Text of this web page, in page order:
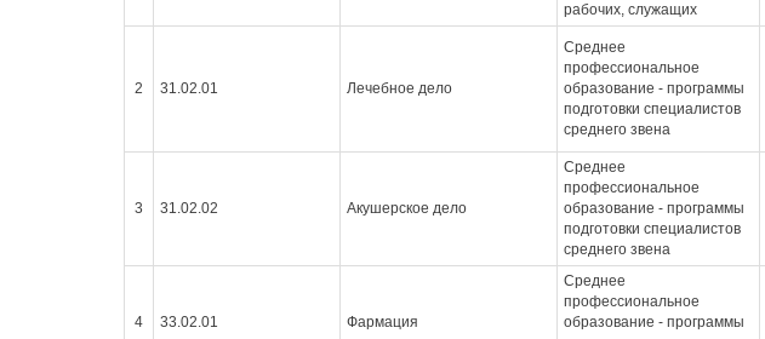
рабочих, служащих
2 31.02.01 Лечебное дело
Среднее
профессиональное
образование - программы
подготовки специалистов
среднего звена
3 31.02.02 Акушерское дело
Среднее
профессиональное
образование - программы
подготовки специалистов
среднего звена
4 33.02.01 Фармация
Среднее
профессиональное
образование - программы